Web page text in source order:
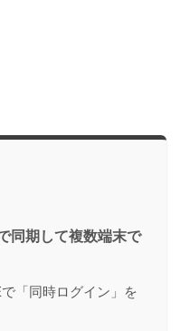
同期して複数端末で
「同時ログイン」を